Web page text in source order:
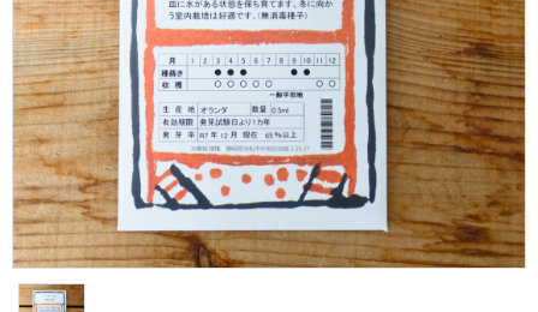
FOOD 食品
BLOG ブログ
INFORMATIOM
ご利用ガイド
プライバシーポリシー